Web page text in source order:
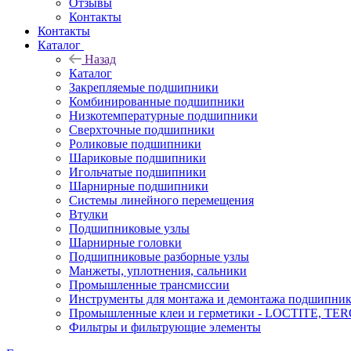
Отзывы
Контакты
Контакты
Каталог
Назад
Каталог
Закрепляемые подшипники
Комбинированные подшипники
Низкотемпературные подшипники
Сверхточные подшипники
Роликовые подшипники
Шариковые подшипники
Игольчатые подшипники
Шарнирные подшипники
Системы линейного перемещения
Втулки
Подшипниковые узлы
Шарнирные головки
Подшипниковые разборные узлы
Манжеты, уплотнения, сальники
Промышленные трансмиссии
Инструменты для монтажа и демонтажа
Промышленные клеи и герметики - LOCTITE,
Фильтры и фильтрующие элементы